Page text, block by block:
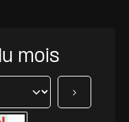
mois
Suivant